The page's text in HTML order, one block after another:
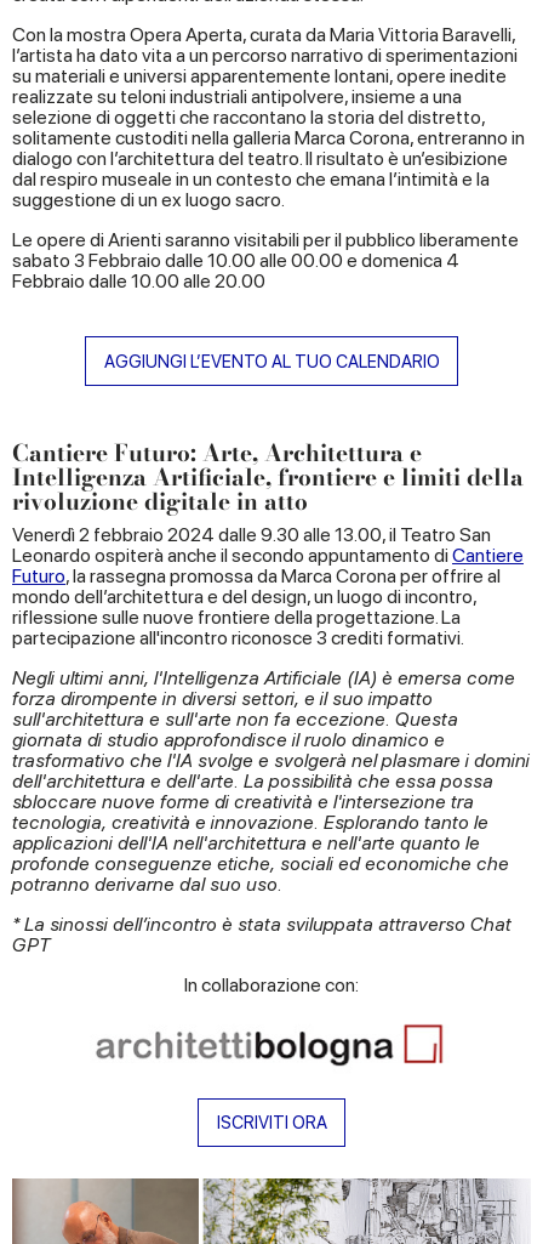
Con la mostra Opera Aperta, curata da Maria Vittoria Baravelli,
l’artista ha dato vita a un percorso narrativo di sperimentazioni
su materiali e universi apparentemente lontani, opere inedite
realizzate su teloni industriali antipolvere, insieme a una
selezione di oggetti che raccontano la storia del distretto,
solitamente custoditi nella galleria Marca Corona, entreranno in
dialogo con l’architettura del teatro. Il risultato è un’esibizione
dal respiro museale in un contesto che emana l’intimità e la
suggestione di un ex luogo sacro.
Le opere di Arienti saranno visitabili per il pubblico liberamente
sabato 3 Febbraio dalle 10.00 alle 00.00 e domenica 4
Febbraio dalle 10.00 alle 20.00
AGGIUNGI L’EVENTO AL TUO CALENDARIO
Cantiere Futuro: Arte, Architettura e
Intelligenza Artificiale, frontiere e limiti della
rivoluzione digitale in atto
Venerdì 2 febbraio 2024 dalle 9.30 alle 13.00, il Teatro San
Leonardo ospiterà anche il secondo appuntamento diCantiere
Futuro, la rassegna promossa da Marca Corona per offrire al
mondo dell’architettura e del design, un luogo di incontro,
riflessione sulle nuove frontiere della progettazione. La
partecipazione all'incontro riconosce 3 crediti formativi.
Negli ultimi anni, l'Intelligenza Artificiale (IA) è emersa come
forza dirompente in diversi settori, e il suo impatto
sull'architettura e sull'arte non fa eccezione. Questa
giornata di studio approfondisce il ruolo dinamico e
trasformativo che l'IA svolge e svolgerà nel plasmare i domini
dell'architettura e dell'arte. La possibilità che essa possa
sbloccare nuove forme di creatività e l'intersezione tra
tecnologia, creatività e innovazione. Esplorando tanto le
applicazioni dell'IA nell'architettura e nell'arte quanto le
profonde conseguenze etiche, sociali ed economiche che
potranno derivarne dal suo uso.
* La sinossi dell’incontro è stata sviluppata attraverso Chat
GPT
In collaborazione con:
ISCRIVITI ORA